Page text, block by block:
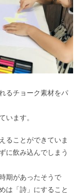
るチョーク素材をパ
います。
ることができていま
に飲み込んでしまう
期があったそうで
は「詩」にすること